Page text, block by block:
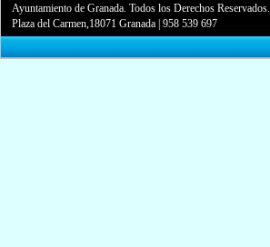
Ayuntamiento de Granada. Todos los Derechos Reservados.
Plaza del Carmen,18071 Granada |958 539 697